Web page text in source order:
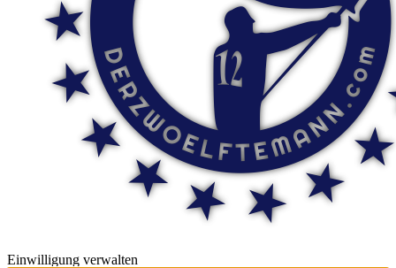
Einwilligung verwalten